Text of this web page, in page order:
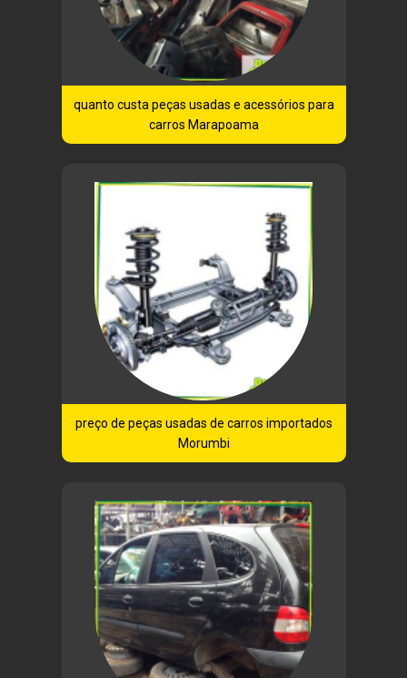
quanto custa peças usadas e acessórios para
carros Marapoama
preço de peças usadas de carros importados
Morumbi